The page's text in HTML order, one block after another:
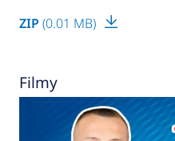
ZIP (0.01 MB)
Filmy